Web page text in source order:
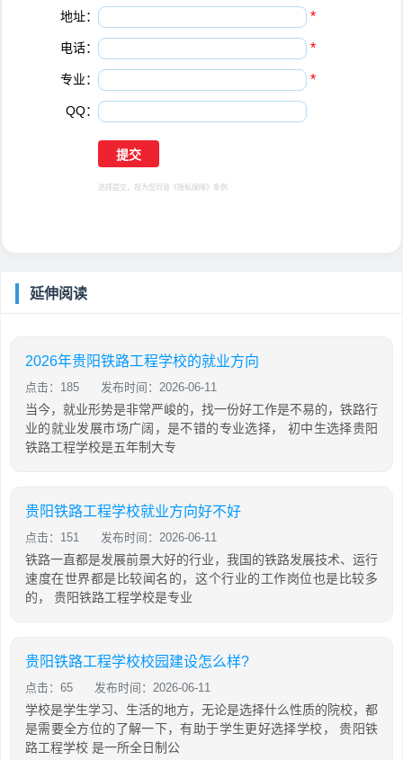
地址： *
电话： *
专业： *
QQ：
选择提交，视为您同意 《隐私保障》 条例
延伸阅读
2026年贵阳铁路工程学校的就业方向
点击：185 发布时间：2026-06-11
当今，就业形势是非常严峻的，找一份好工作是不易的，铁路行
业的就业发展市场广阔，是不错的专业选择， 初中生选择贵阳
铁路工程学校是五年制大专
贵阳铁路工程学校就业方向好不好
点击：151 发布时间：2026-06-11
铁路一直都是发展前景大好的行业，我国的铁路发展技术、运行
速度在世界都是比较闻名的，这个行业的工作岗位也是比较多
的， 贵阳铁路工程学校是专业
贵阳铁路工程学校校园建设怎么样?
点击：65 发布时间：2026-06-11
学校是学生学习、生活的地方，无论是选择什么性质的院校，都
是需要全方位的了解一下，有助于学生更好选择学校， 贵阳铁
路工程学校 是一所全日制公